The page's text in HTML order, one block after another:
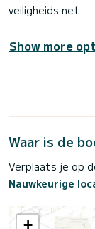
veiligheids net
Show more
Waar is de
Verplaats je op
Nauwkeurige
+